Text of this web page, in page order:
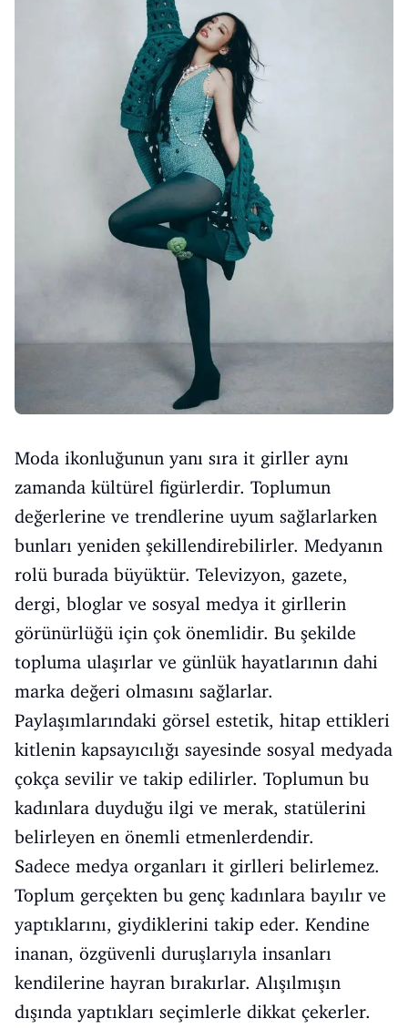
Moda ikonluğunun yanı sıra it girller aynı
zamanda kültürel figürlerdir. Toplumun
değerlerine ve trendlerine uyum sağlarlarken
bunları yeniden şekillendirebilirler. Medyanın
rolü burada büyüktür. Televizyon, gazete,
dergi, bloglar ve sosyal medya it girllerin
görünürlüğü için çok önemlidir. Bu şekilde
topluma ulaşırlar ve günlük hayatlarının dahi
marka değeri olmasını sağlarlar.
Paylaşımlarındaki görsel estetik, hitap ettikleri
kitlenin kapsayıcılığı sayesinde sosyal medyada
çokça sevilir ve takip edilirler. Toplumun bu
kadınlara duyduğu ilgi ve merak, statülerini
belirleyen en önemli etmenlerdendir.
Sadece medya organları it girlleri belirlemez.
Toplum gerçekten bu genç kadınlara bayılır ve
yaptıklarını, giydiklerini takip eder. Kendine
inanan, özgüvenli duruşlarıyla insanları
kendilerine hayran bırakırlar. Alışılmışın
dışında yaptıkları seçimlerle dikkat çekerler.